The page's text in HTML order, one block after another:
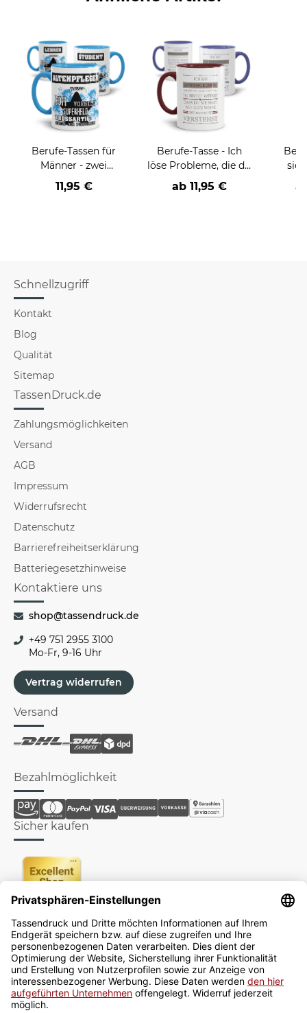
Berufe-Tassen für
Männer - zwei
Farbvarianten
11,95 €
Berufe-Tasse - Ich
löse Probleme, die du
nicht verstehst -
verschiedene Berufe
ab 11,95 €
Schnellzugriff
Kontakt
Blog
Qualität
Sitemap
TassenDruck.de
Zahlungsmöglichkeiten
Versand
AGB
Impressum
Widerrufsrecht
Datenschutz
Barrierefreiheitserklärung
Batteriegesetzhinweise
Kontaktiere uns
shop@tassendruck.de
+49 751 2955 3100
Mo-Fr, 9-16 Uhr
Vertrag widerrufen
Versand
Bezahlmöglichkeit
Sicher kaufen
Newsletter